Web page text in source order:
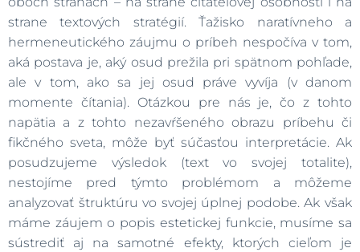
strane textových stratégií. Ťažisko naratívneho a
hermeneutického záujmu o príbeh nespočíva v tom,
aká postava je, aký osud prežila pri spätnom pohľade,
ale v tom, ako sa jej osud práve vyvíja (v danom
momente čítania). Otázkou pre nás je, čo z tohto
napätia a z tohto nezavŕšeného obrazu príbehu či
fikčného sveta, môže byť súčasťou interpretácie. Ak
posudzujeme výsledok (text vo svojej totalite),
nestojíme pred týmto problémom a môžeme
analyzovať štruktúru vo svojej úplnej podobe. Ak však
máme záujem o popis estetickej funkcie, musíme sa
sústrediť aj na samotné efekty, ktorých cieľom je